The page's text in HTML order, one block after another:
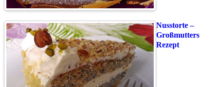
Nusstorte –
Großmutters
Rezept